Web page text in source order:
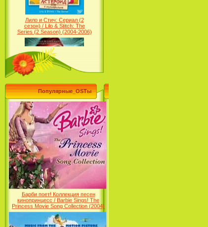
Лило и Стич: Сериал (2
сезон) / Lilo & Stitch: The
Series (2 Season) (2004-2006)
Русалочка: Начало истории
Ариэль / The Little Mermaid:
Ariel's Beginning (2008)
Популярные_OSTы
Лучшее песни из мультфильмов
Диснея / Best Of Disney [Star Edition]
Барби поет! Коллекция песен
кинопринцесс / Barbie Sings! The
Princess Movie Song Collection (2004)